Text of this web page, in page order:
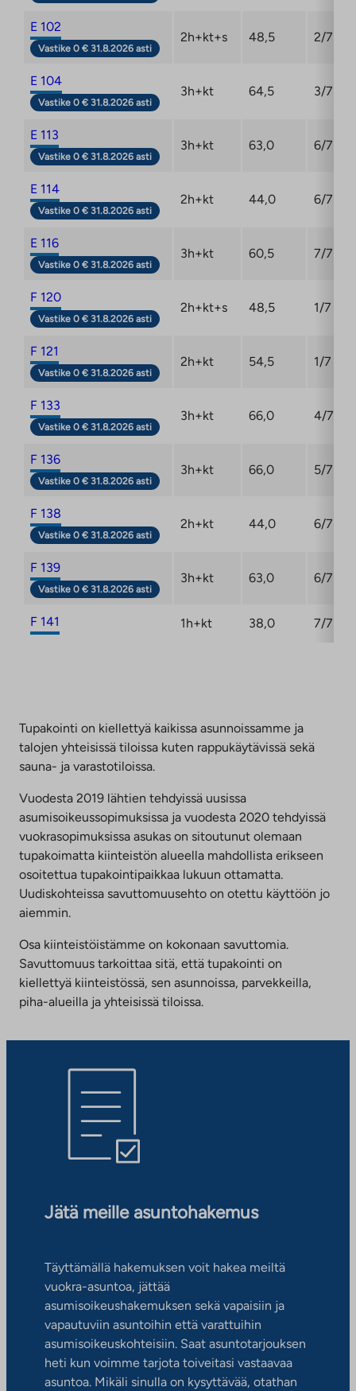
E 102
Vastike 0 € 31.8.2026 asti
2h+kt+s 48,5 2/7
E 104
Vastike 0 € 31.8.2026 asti
3h+kt 64,5 3/7
E 113
Vastike 0 € 31.8.2026 asti
3h+kt 63,0 6/7
E 114
Vastike 0 € 31.8.2026 asti
2h+kt 44,0 6/7
E 116
Vastike 0 € 31.8.2026 asti
3h+kt 60,5 7/7
F 120
Vastike 0 € 31.8.2026 asti
2h+kt+s 48,5 1/7
F 121
Vastike 0 € 31.8.2026 asti
2h+kt 54,5 1/7
F 133
Vastike 0 € 31.8.2026 asti
3h+kt 66,0 4/7
F 136
Vastike 0 € 31.8.2026 asti
3h+kt 66,0 5/7
F 138
Vastike 0 € 31.8.2026 asti
2h+kt 44,0 6/7
F 139
Vastike 0 € 31.8.2026 asti
3h+kt 63,0 6/7
F 141 1h+kt 38,0 7/7
Tupakointi on kiellettyä kaikissa asunnoissamme ja
talojen yhteisissä tiloissa kuten rappukäytävissä sekä
sauna- ja varastotiloissa.
Vuodesta 2019 lähtien tehdyissä uusissa
asumisoikeussopimuksissa ja vuodesta 2020 tehdyissä
vuokrasopimuksissa asukas on sitoutunut olemaan
tupakoimatta kiinteistön alueella mahdollista erikseen
osoitettua tupakointipaikkaa lukuun ottamatta.
Uudiskohteissa savuttomuusehto on otettu käyttöön jo
aiemmin.
Osa kiinteistöistämme on kokonaan savuttomia.
Savuttomuus tarkoittaa sitä, että tupakointi on
kiellettyä kiinteistössä, sen asunnoissa, parvekkeilla,
piha-alueilla ja yhteisissä tiloissa.
Jätä meille asuntohakemus
Täyttämällä hakemuksen voit hakea meiltä
vuokra-asuntoa, jättää
asumisoikeushakemuksen sekä vapaisiin ja
vapautuviin asuntoihin että varattuihin
asumisoikeuskohteisiin. Saat asuntotarjouksen
heti kun voimme tarjota toiveitasi vastaavaa
asuntoa. Mikäli sinulla on kysyttävää, otathan